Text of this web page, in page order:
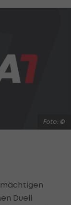
Foto: ©
Duell